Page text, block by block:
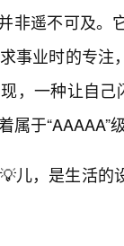
非遥不可及
事业时的专
，一种让自
属于“AAAAA”
儿，是生活的